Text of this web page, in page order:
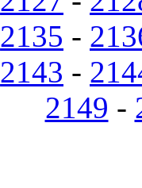
2135 -
2143 -
2149 -